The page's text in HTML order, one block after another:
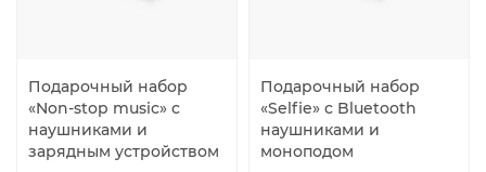
Подарочный набор
«Non-stop music» с
наушниками и
зарядным устройством
Подарочный набор
«Selfie» с Bluetooth
наушниками и
моноподом